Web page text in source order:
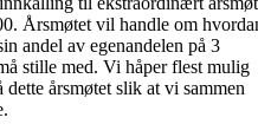
Årsmøtet vil handle om
andel av egenandelen på 3
stille med. Vi håper flest mulig
årsmøtet slik at vi sammen